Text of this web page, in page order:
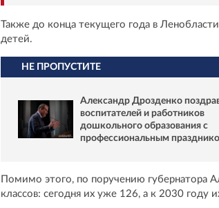
Также до конца текущего года в
детей.
НЕ ПРОПУСТИТЕ
Александр Дрозденко
воспитателей и работников
дошкольного образования с
профессиональным
Помимо этого, по поручению губернатора
классов: сегодня их уже 126, а к 2030 году